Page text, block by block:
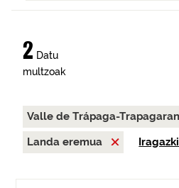
2 Datu
multzoak
Valle de Trápaga-
Landa eremua